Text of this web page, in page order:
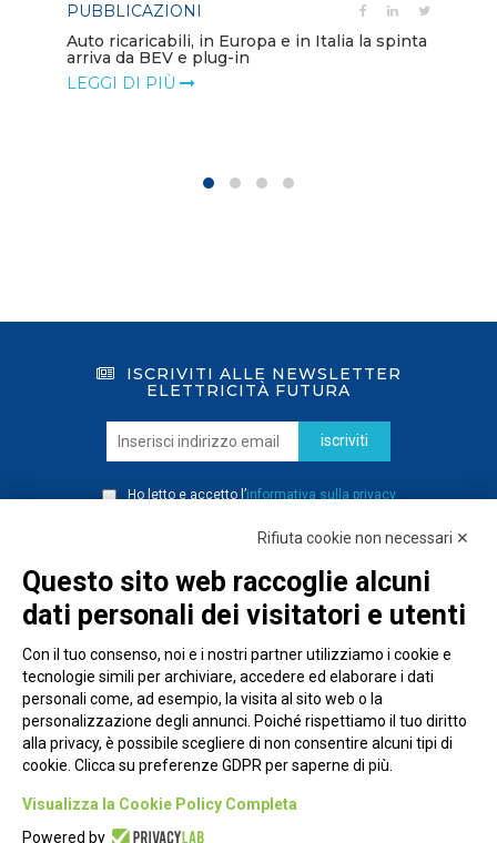
PUBBLICAZIONI
Auto ricaricabili, in Europa e in Italia la spinta
arriva da BEV e plug-in
LEGGI DI PIÙ
ISCRIVITI ALLE NEWSLETTER
ELETTRICITÀ FUTURA
iscriviti
Ho letto e accetto l’informativa sulla privacy
Piazza Alessandria, 24 - 00198 Roma
Privacy Policy
Rifiuta cookie non necessari ✕
Questo sito web raccoglie alcuni
dati personali dei visitatori e utenti
Con il tuo consenso, noi e i nostri partner utilizziamo i cookie e
tecnologie simili per archiviare, accedere ed elaborare i dati
personali come, ad esempio, la visita al sito web o la
personalizzazione degli annunci. Poiché rispettiamo il tuo diritto
alla privacy, è possibile scegliere di non consentire alcuni tipi di
cookie. Clicca su preferenze GDPR per saperne di più.
Visualizza la Cookie Policy Completa
Powered by